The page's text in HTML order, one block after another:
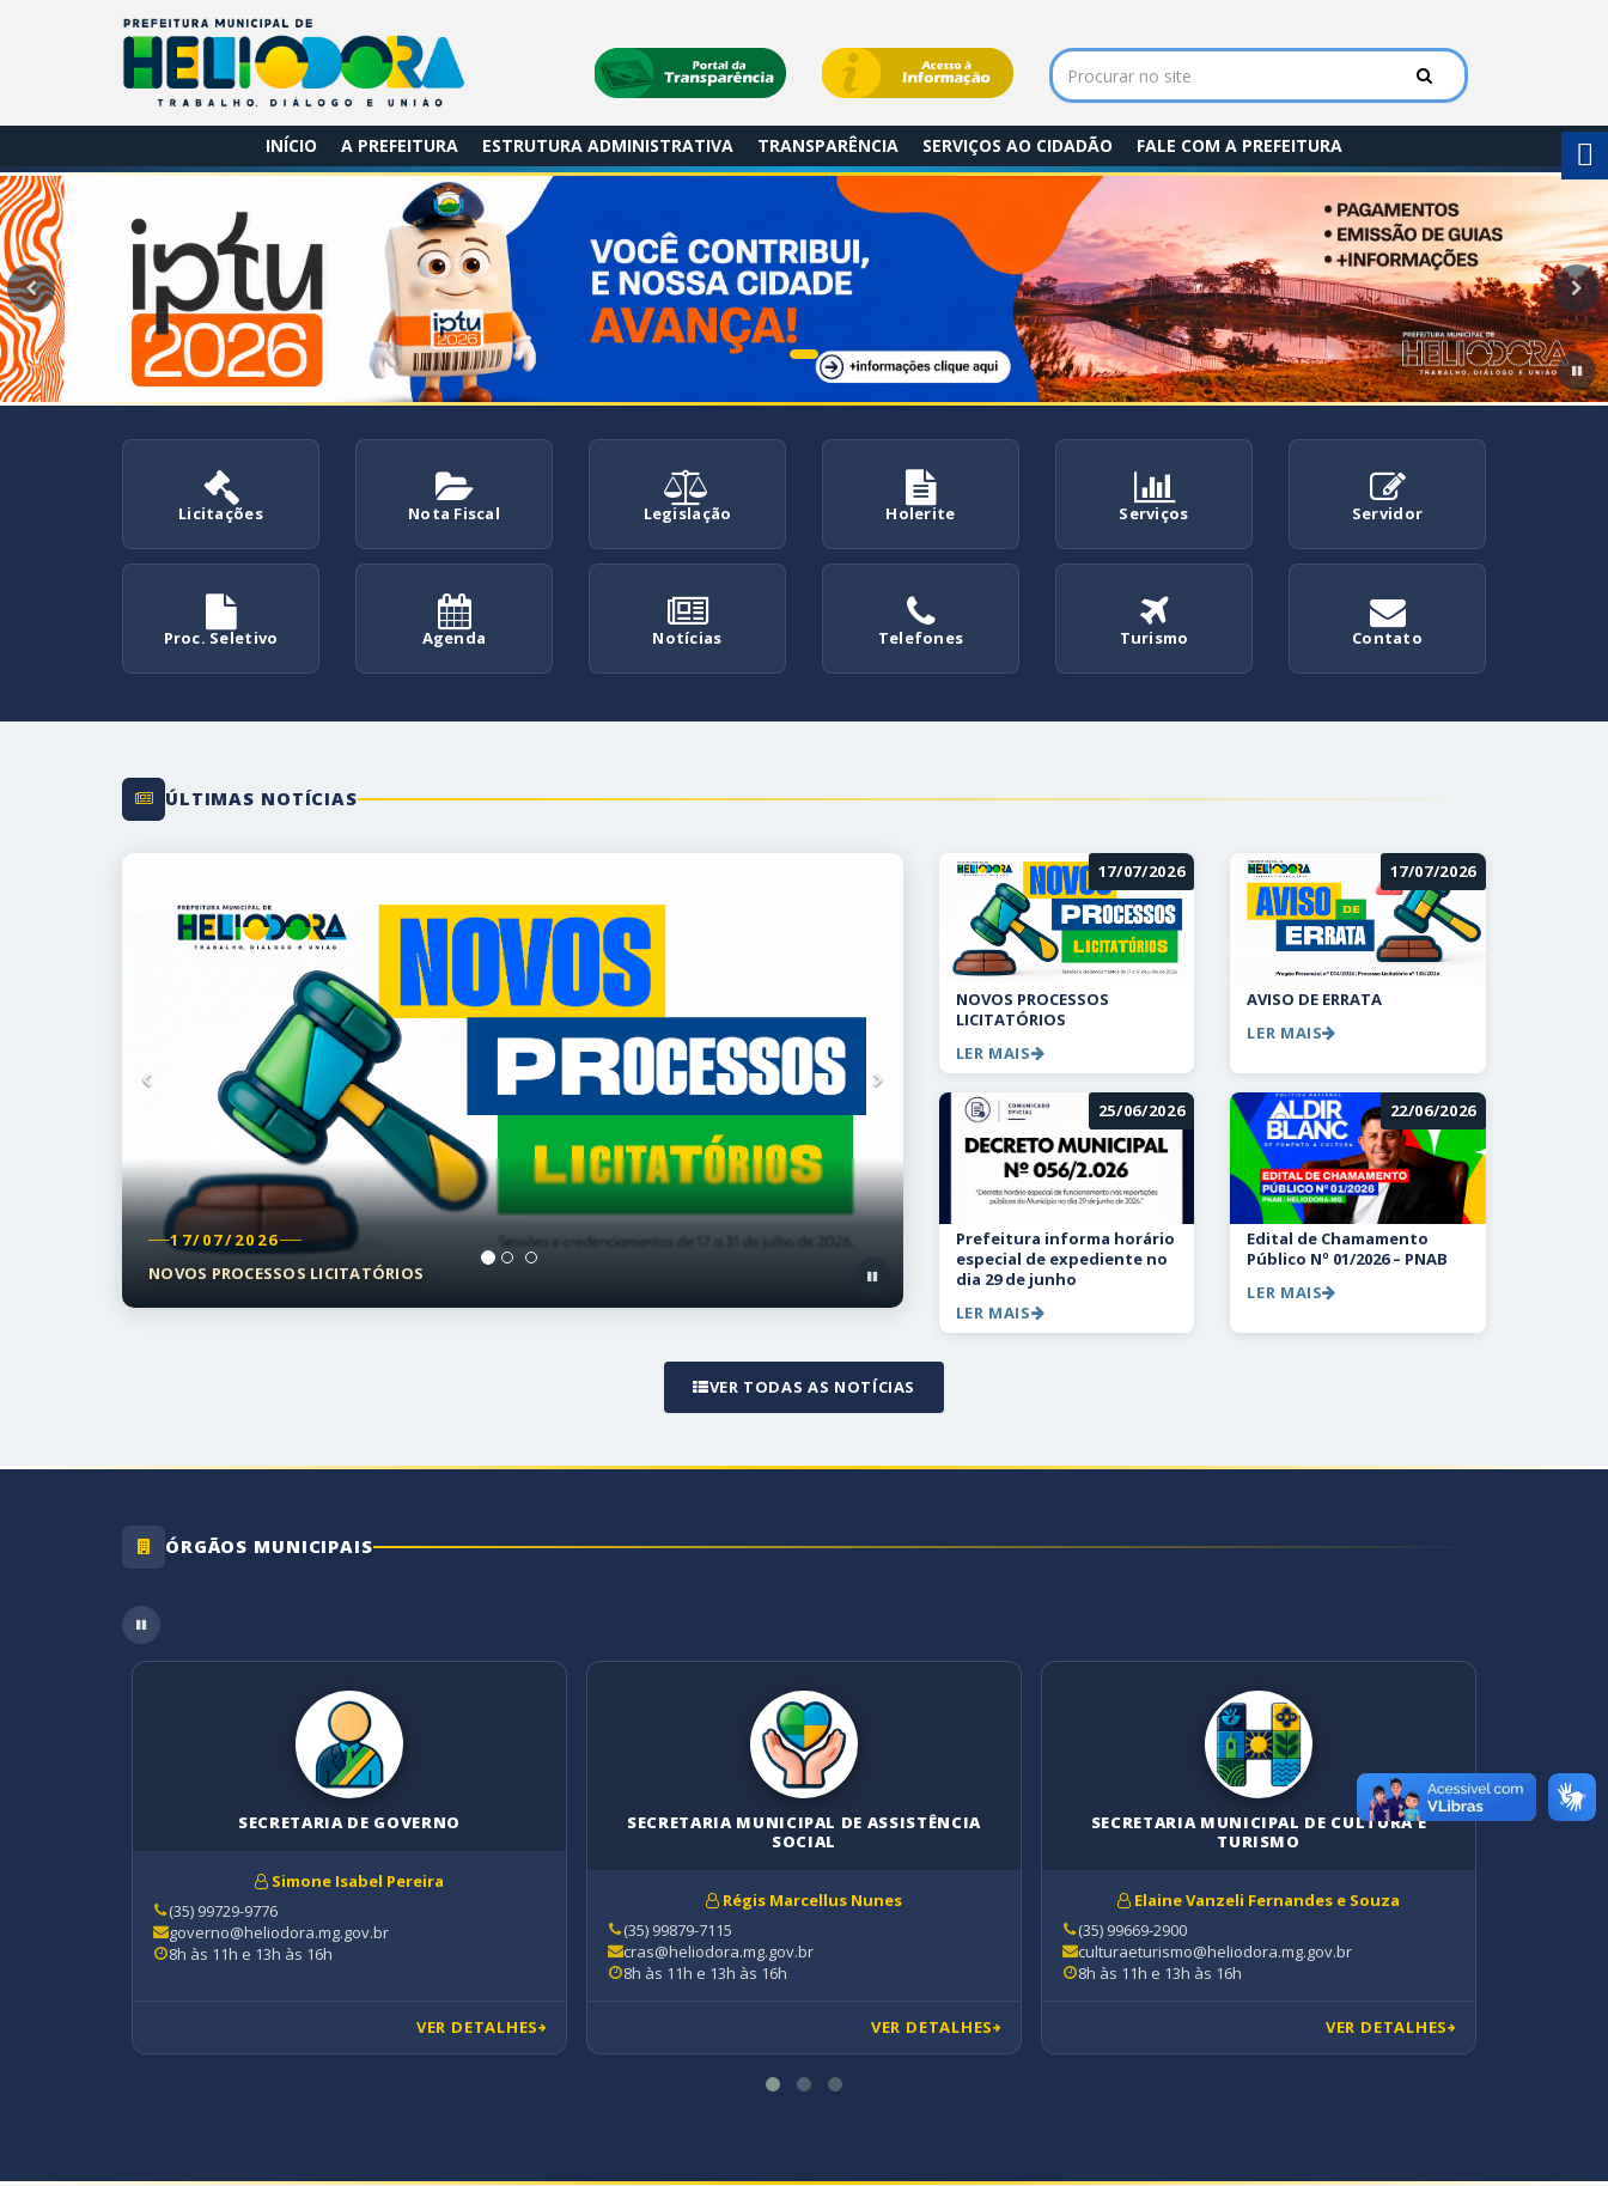
INÍCIO A PREFEITURA ESTRUTURA ADMINISTRATIVA TRANSPARÊNCIA SERVIÇOS AO CIDADÃO FALE COM A PREFEITURA
Anterior
Licitações Nota Fiscal Legislação Holerite Serviços Servidor
Proc. Seletivo Agenda Notícias Telefones Turismo Contato
ÚLTIMAS NOTÍCIAS
17/07/2026
AVISO DE ERRATA
Anterior Próximo
17/07/2026
NOVOS PROCESSOS
LICITATÓRIOS
LER MAIS
17/07/2026
AVISO DE ERRATA
LER MAIS
25/06/2026
Prefeitura informa horário
especial de expediente no
dia 29 de junho
LER MAIS
22/06/2026
Edital de Chamamento
Público Nº 01/2026 – PNAB
LER MAIS
VER TODAS AS NOTÍCIAS
ÓRGÃOS MUNICIPAIS
SECRETARIA DE GOVERNO
Simone Isabel Pereira
(35) 99729-9776
governo@heliodora.mg.gov.br
8h às 11h e 13h às 16h
VER DETALHES
SECRETARIA MUNICIPAL DE ASSISTÊNCIA
SOCIAL
Régis Marcellus Nunes
(35) 99879-7115
cras@heliodora.mg.gov.br
8h às 11h e 13h às 16h
VER DETALHES
SECRETARIA MUNICIPAL DE CULTURA E
TURISMO
Elaine Vanzeli Fernandes e Souza
(35) 99669-2900
culturaeturismo@heliodora.mg.gov.br
8h às 11h e 13h às 16h
VER DETALHES